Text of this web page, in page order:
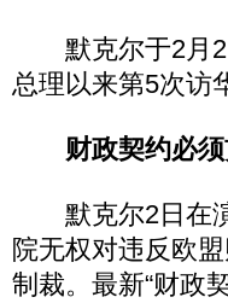
默克尔于2月2
总理以来第5次访
财政契约必
默克尔2日在演
院无权对违反欧
制裁。最新“财政